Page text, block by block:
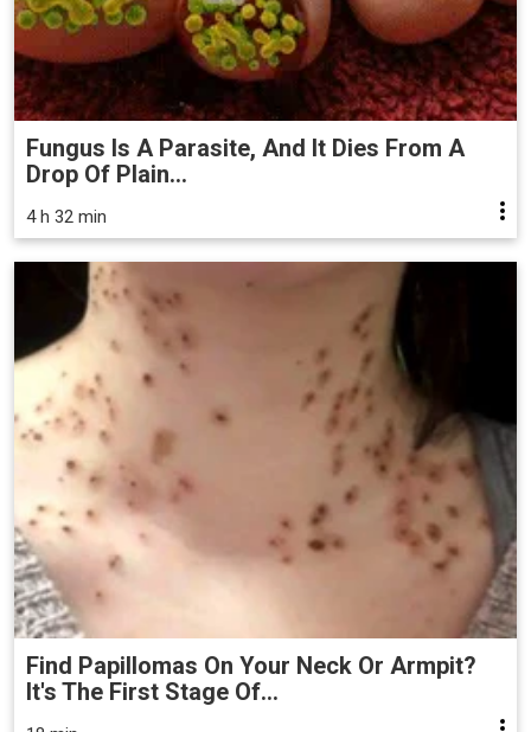
Fungus Is A Parasite, And It Dies From A
Drop Of Plain...
4 h 32 min
Find Papillomas On Your Neck Or Armpit?
It's The First Stage Of...